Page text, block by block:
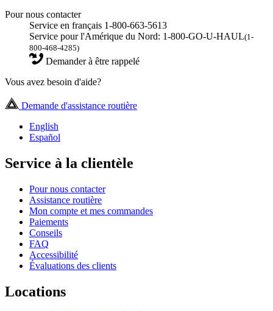
Pour nous contacter
Service en français 1-800-663-5613
Service pour l'Amérique du Nord: 1-800-GO-U-HAUL(1-
800-468-4285)
Demander à être rappelé
Vous avez besoin d'aide?
Demande d'assistance routière
English
Español
Service à la clientèle
Pour nous contacter
Assistance routière
Mon compte et mes commandes
Paiements
Conseils
FAQ
Accessibilité
Évaluations des clients
Locations